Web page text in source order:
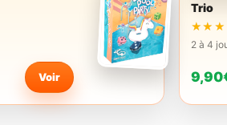
Voir
Trio
2 à 4